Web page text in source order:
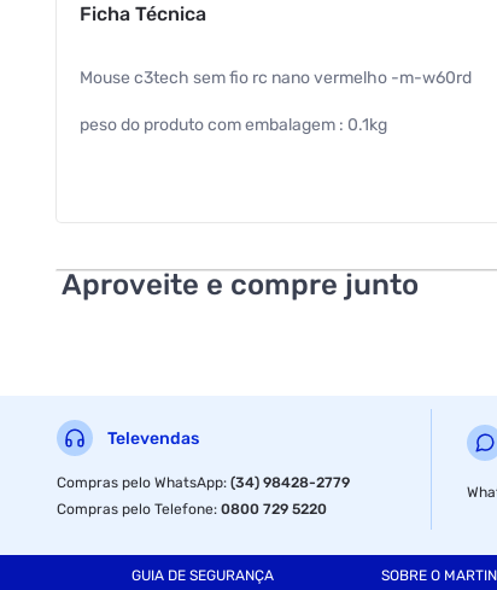
Ficha Técnica
Mouse c3tech sem fio rc nano vermelho -m-w60rd
peso do produto com embalagem : 0.1kg
ean : 7898555218376
precisa de pilhas ou baterias : sim
garantia com o fabricante : 01 ano
Aproveite e compre junto
Televendas
Compras pelo WhatsApp:(34) 98428-2779
Compras pelo Telefone:0800 729 5220
GUIA DE SEGURANÇA SOBRE O